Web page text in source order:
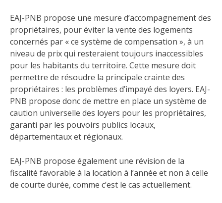
EAJ-PNB propose une mesure d’accompagnement des
propriétaires, pour éviter la vente des logements
concernés par « ce système de compensation », à un
niveau de prix qui resteraient toujours inaccessibles
pour les habitants du territoire. Cette mesure doit
permettre de résoudre la principale crainte des
propriétaires : les problèmes d’impayé des loyers. EAJ-
PNB propose donc de mettre en place un système de
caution universelle des loyers pour les propriétaires,
garanti par les pouvoirs publics locaux,
départementaux et régionaux.
EAJ-PNB propose également une révision de la
fiscalité favorable à la location à l’année et non à celle
de courte durée, comme c’est le cas actuellement.